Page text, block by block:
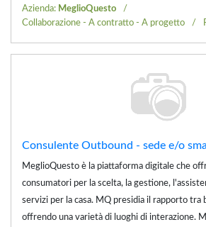
Azienda: MeglioQuesto
Collaborazione - A contratto - A progetto
Consulente Outbound - sede e/o
MeglioQuesto è la piattaforma digitale che
consumatori per la scelta, la gestione,
servizi per la casa. MQ presidia il rapporto tra
offrendo una varietà di luoghi di interazione.